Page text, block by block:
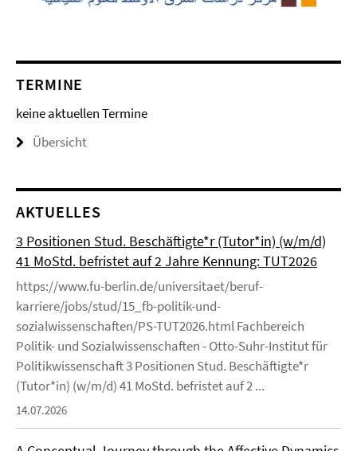
TERMINE
keine aktuellen Termine
Übersicht
AKTUELLES
3 Positionen Stud. Beschäftigte*r (Tutor*in) (w/m/d)
41 MoStd. befristet auf 2 Jahre Kennung: TUT2026
https://www.fu-berlin.de/universitaet/beruf-
karriere/jobs/stud/15_fb-politik-und-
sozialwissenschaften/PS-TUT2026.html Fachbereich
Politik- und Sozialwissenschaften - Otto-Suhr-Institut für
Politikwissenschaft 3 Positionen Stud. Beschäftigte*r
(Tutor*in) (w/m/d) 41 MoStd. befristet auf 2 ...
14.07.2026